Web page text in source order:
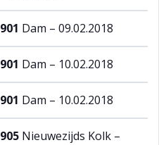
901 Dam – 09.02.2018
901 Dam – 10.02.2018
901 Dam – 10.02.2018
905 Nieuwezijds Kolk –